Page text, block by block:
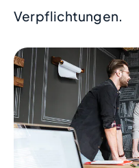
Verpflichtungen.